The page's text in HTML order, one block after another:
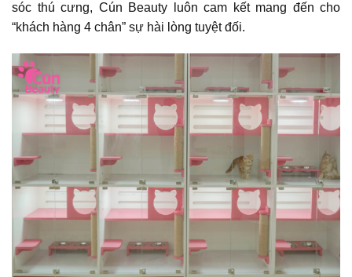
sóc thú cưng, Cún Beauty luôn cam kết mang đến cho
“khách hàng 4 chân” sự hài lòng tuyệt đối.